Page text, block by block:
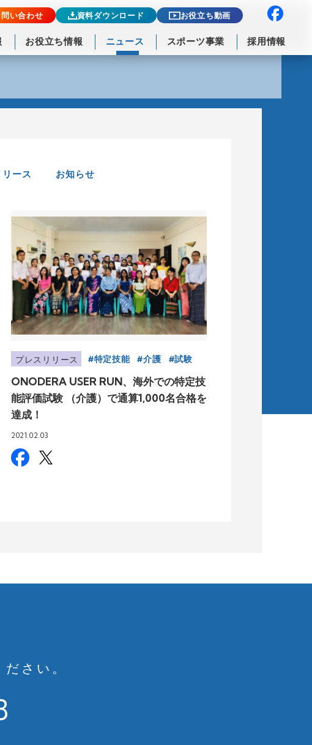
お役立ち情報 ニュース スポーツ事業 採用情報
い合わせ 資料ダウンロード お役立ち動画
ース お知らせ
プレスリリース 特定技能 介護 試験
ONODERA USER RUN、海外での特定技
能評価試験 （介護）で通算1,000名合格を
達成！
2021.02.03
さい。